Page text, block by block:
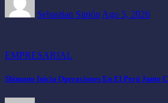
Sebastian Sipión Ago 5, 2026
EMPRESARIAL
Shimano Inicia Operaciones En El Perú Junto